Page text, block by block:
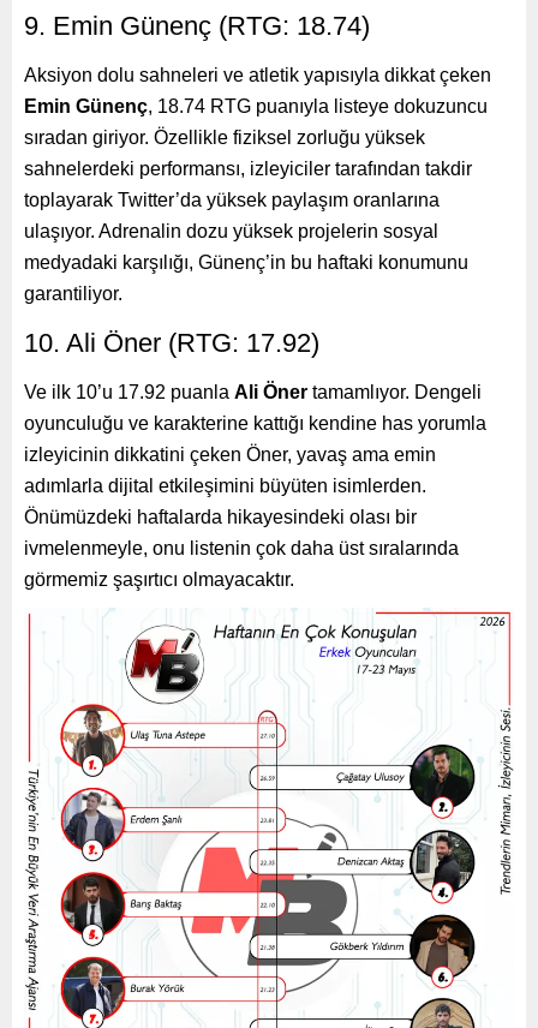
9. Emin Günenç (RTG: 18.74)
Aksiyon dolu sahneleri ve atletik yapısıyla dikkat çeken
Emin Günenç, 18.74 RTG puanıyla listeye dokuzuncu
sıradan giriyor. Özellikle fiziksel zorluğu yüksek
sahnelerdeki performansı, izleyiciler tarafından takdir
toplayarak Twitter’da yüksek paylaşım oranlarına
ulaşıyor. Adrenalin dozu yüksek projelerin sosyal
medyadaki karşılığı, Günenç’in bu haftaki konumunu
garantiliyor.
10. Ali Öner (RTG: 17.92)
Ve ilk 10’u 17.92 puanla Ali Öner tamamlıyor. Dengeli
oyunculuğu ve karakterine kattığı kendine has yorumla
izleyicinin dikkatini çeken Öner, yavaş ama emin
adımlarla dijital etkileşimini büyüten isimlerden.
Önümüzdeki haftalarda hikayesindeki olası bir
ivmelenmeyle, onu listenin çok daha üst sıralarında
görmemiz şaşırtıcı olmayacaktır.